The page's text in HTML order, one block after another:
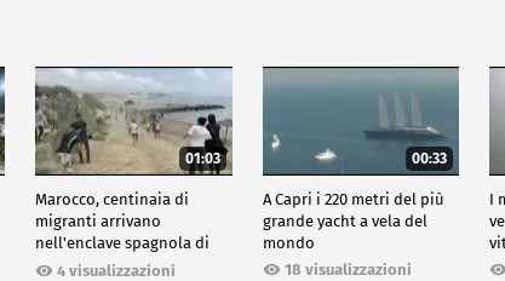
01:03
Marocco, centinaia di
migranti arrivano
nell'enclave spagnola di
Ceuta4 visualizzazioni
00:33
A Capri i 220 metri del più
grande yacht a vela del
mondo
18 visualizzazioni
I